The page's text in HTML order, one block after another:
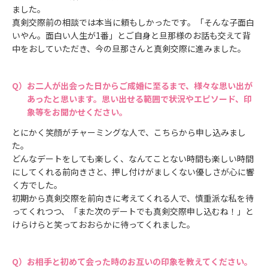
ました。
真剣交際前の相談では本当に頼もしかったです。「そんな子面白
いやん。面白い人生が1番」とご自身と旦那様のお話も交えて背
中をおしていただき、今の旦那さんと真剣交際に進みました。
お二人が出会った日からご成婚に至るまで、様々な思い出が
あったと思います。思い出せる範囲で状況やエピソード、印
象等をお聞かせください。
とにかく笑顔がチャーミングな人で、こちらから申し込みまし
た。
どんなデートをしても楽しく、なんてことない時間も楽しい時間
にしてくれる前向きさと、押し付けがましくない優しさが心に響
く方でした。
初期から真剣交際を前向きに考えてくれる人で、慎重派な私を待
ってくれつつ、「また次のデートでも真剣交際申し込むね！」と
けらけらと笑っておおらかに待ってくれました。
お相手と初めて会った時のお互いの印象を教えてください。